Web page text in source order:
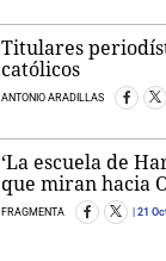
Titulares
católicos
ANTONIO ARADILLAS
‘La escuela de
que miran hacia
FRAGMENTA 21